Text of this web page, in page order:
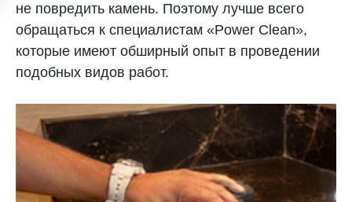
не повредить камень. Поэтому лучше всего
обращаться к специалистам «Power Clean»,
которые имеют обширный опыт в проведении
подобных видов работ.